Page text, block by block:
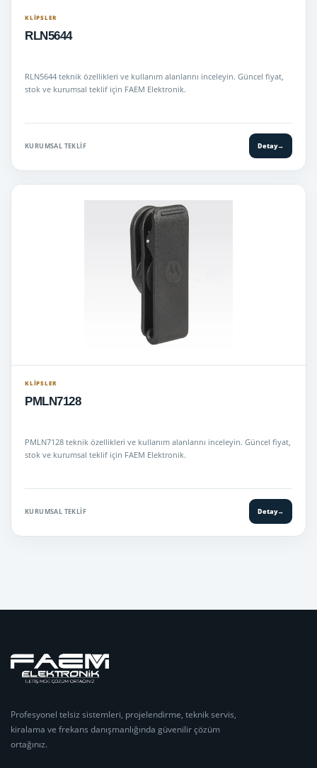
KLIPSLER
RLN5644
RLN5644 teknik özellikleri ve kullanım alanlarını inceleyin. Güncel fiyat,
stok ve kurumsal teklif için FAEM Elektronik.
KURUMSAL TEKLIF Detay→
KLIPSLER
PMLN7128
PMLN7128 teknik özellikleri ve kullanım alanlarını inceleyin. Güncel fiyat,
stok ve kurumsal teklif için FAEM Elektronik.
KURUMSAL TEKLIF Detay→
Profesyonel telsiz sistemleri, projelendirme, teknik servis,
kiralama ve frekans danışmanlığında güvenilir çözüm
ortağınız.